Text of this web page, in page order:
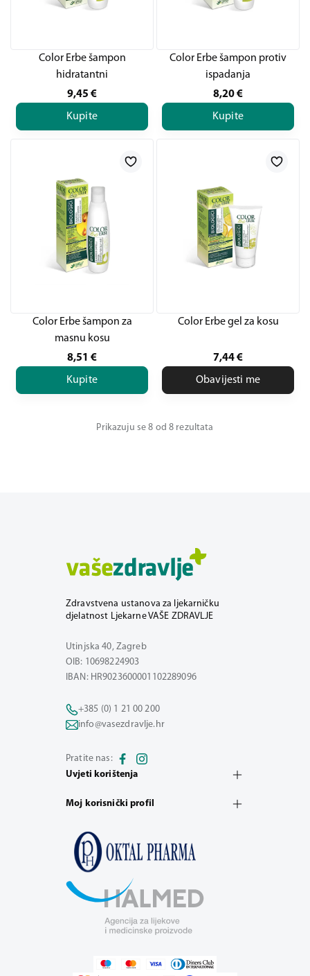
Color Erbe šampon
hidratantni
9,45 €
Kupite
Color Erbe šampon protiv
ispadanja
8,20€
Kupite
Color Erbe šampon za
masnu kosu
8,51 €
Kupite
Color Erbe gel za kosu
7,44€
Obavijesti me
Prikazuju se 8 od 8 rezultata
Zdravstvena ustanova za ljekarničku
djelatnost Ljekarne VAŠE ZDRAVLJE
Utinjska 40, Zagreb
OIB: 10698224903
IBAN: HR9023600001102289096
+385 (0) 1 21 00 200
info@vasezdravlje.hr
Pratite nas:
Uvjeti korištenja
Moj korisnički profil